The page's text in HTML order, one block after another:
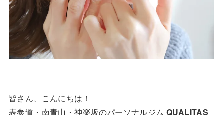
皆さん、こんにちは！
表参道・南青山・神楽坂のパーソナルジム QUALITAS